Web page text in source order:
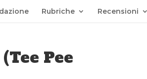
Rubriche Recensioni
Pee